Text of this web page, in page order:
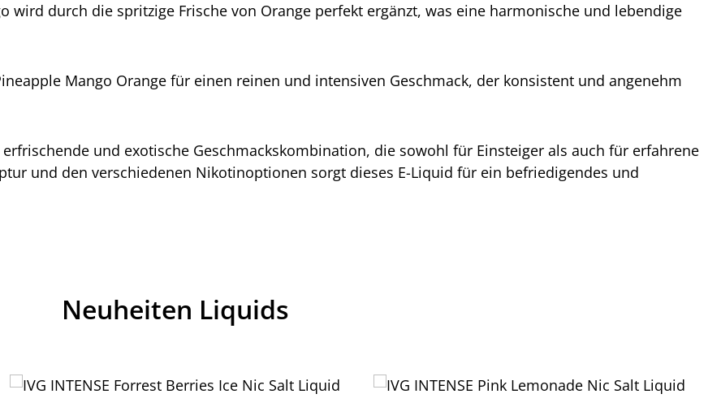
wird durch die spritzige Frische von Orange perfekt ergänzt, was eine harmonische und lebendige
Mango Orange für einen reinen und intensiven Geschmack, der konsistent und angenehm
und exotische Geschmackskombination, die sowohl für Einsteiger als auch für erfahrene
und den verschiedenen Nikotinoptionen sorgt dieses E-Liquid für ein befriedigendes und
Neuheiten Liquids